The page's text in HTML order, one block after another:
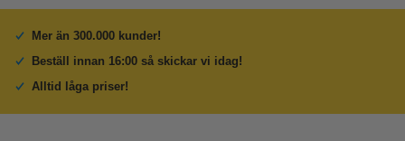
Mer än 300.000 kunder!
Beställ innan 16:00 så skickar vi idag!
Alltid låga priser!